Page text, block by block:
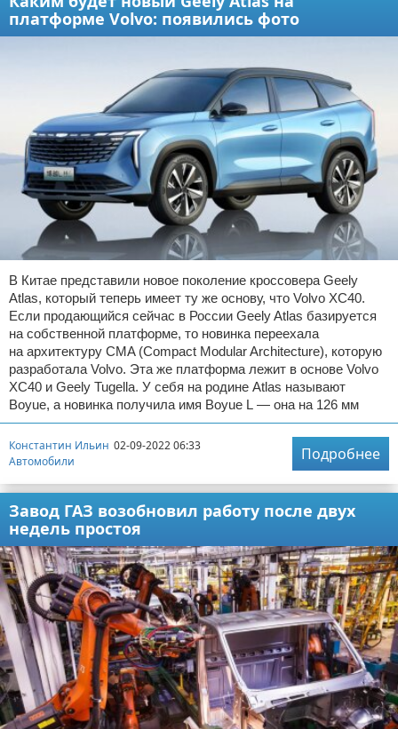
платформе Volvo: появились фото
В Китае представили новое поколение кроссовера Geely
Atlas, который теперь имеет ту же основу, что Volvo XC40.
Если продающийся сейчас в России Geely Atlas базируется
на собственной платформе, то новинка переехала
на архитектуру CMA (Compact Modular Architecture), которую
разработала Volvo. Эта же платформа лежит в основе Volvo
XC40 и Geely Tugella. У себя на родине Atlas называют
Boyue, а новинка получила имя Boyue L — она на 126 мм
Константин Ильин 02-09-2022 06:33
Автомобили
Подробнее
Завод ГАЗ возобновил работу после двух
недель простоя